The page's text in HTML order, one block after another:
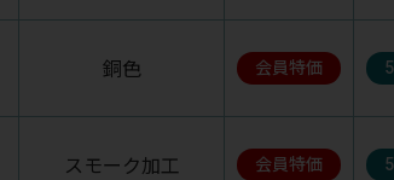
銅色 会員特価
スモーク加工 会員特価